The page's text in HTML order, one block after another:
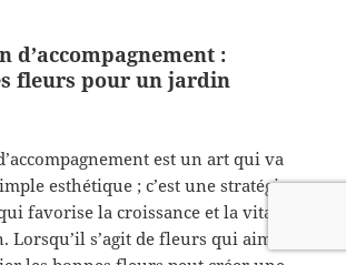
d’accompagnement :
fleurs pour un jardin
est un art qui va
esthétique ; c’est une stratégie
favorise la croissance et la vitalité
Lorsqu’il s’agit de fleurs qui aiment